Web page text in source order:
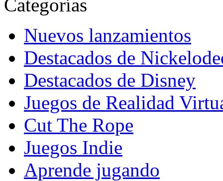
Categorías
Nuevos lanzamientos
Destacados de
Destacados de Disney
Juegos de Realidad
Cut The Rope
Juegos Indie
Aprende jugando